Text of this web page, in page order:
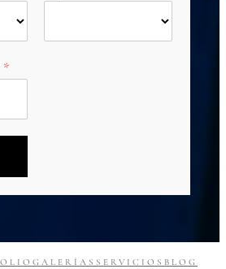
GALERÍAS SERVICIOS BLOG